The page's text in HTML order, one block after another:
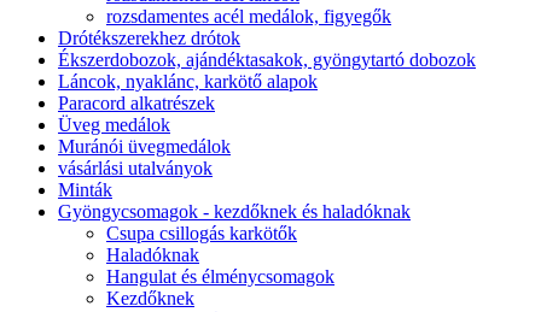
rozsdamentes acél medálok, figyegők
Drótékszerekhez drótok
Ékszerdobozok, ajándéktasakok, gyöngytartó dobozok
Láncok, nyaklánc, karkötő alapok
Paracord alkatrészek
Üveg medálok
Muránói üvegmedálok
vásárlási utalványok
Minták
Gyöngycsomagok - kezdőknek és haladóknak
Csupa csillogás karkötők
Haladóknak
Hangulat és élménycsomagok
Kezdőknek